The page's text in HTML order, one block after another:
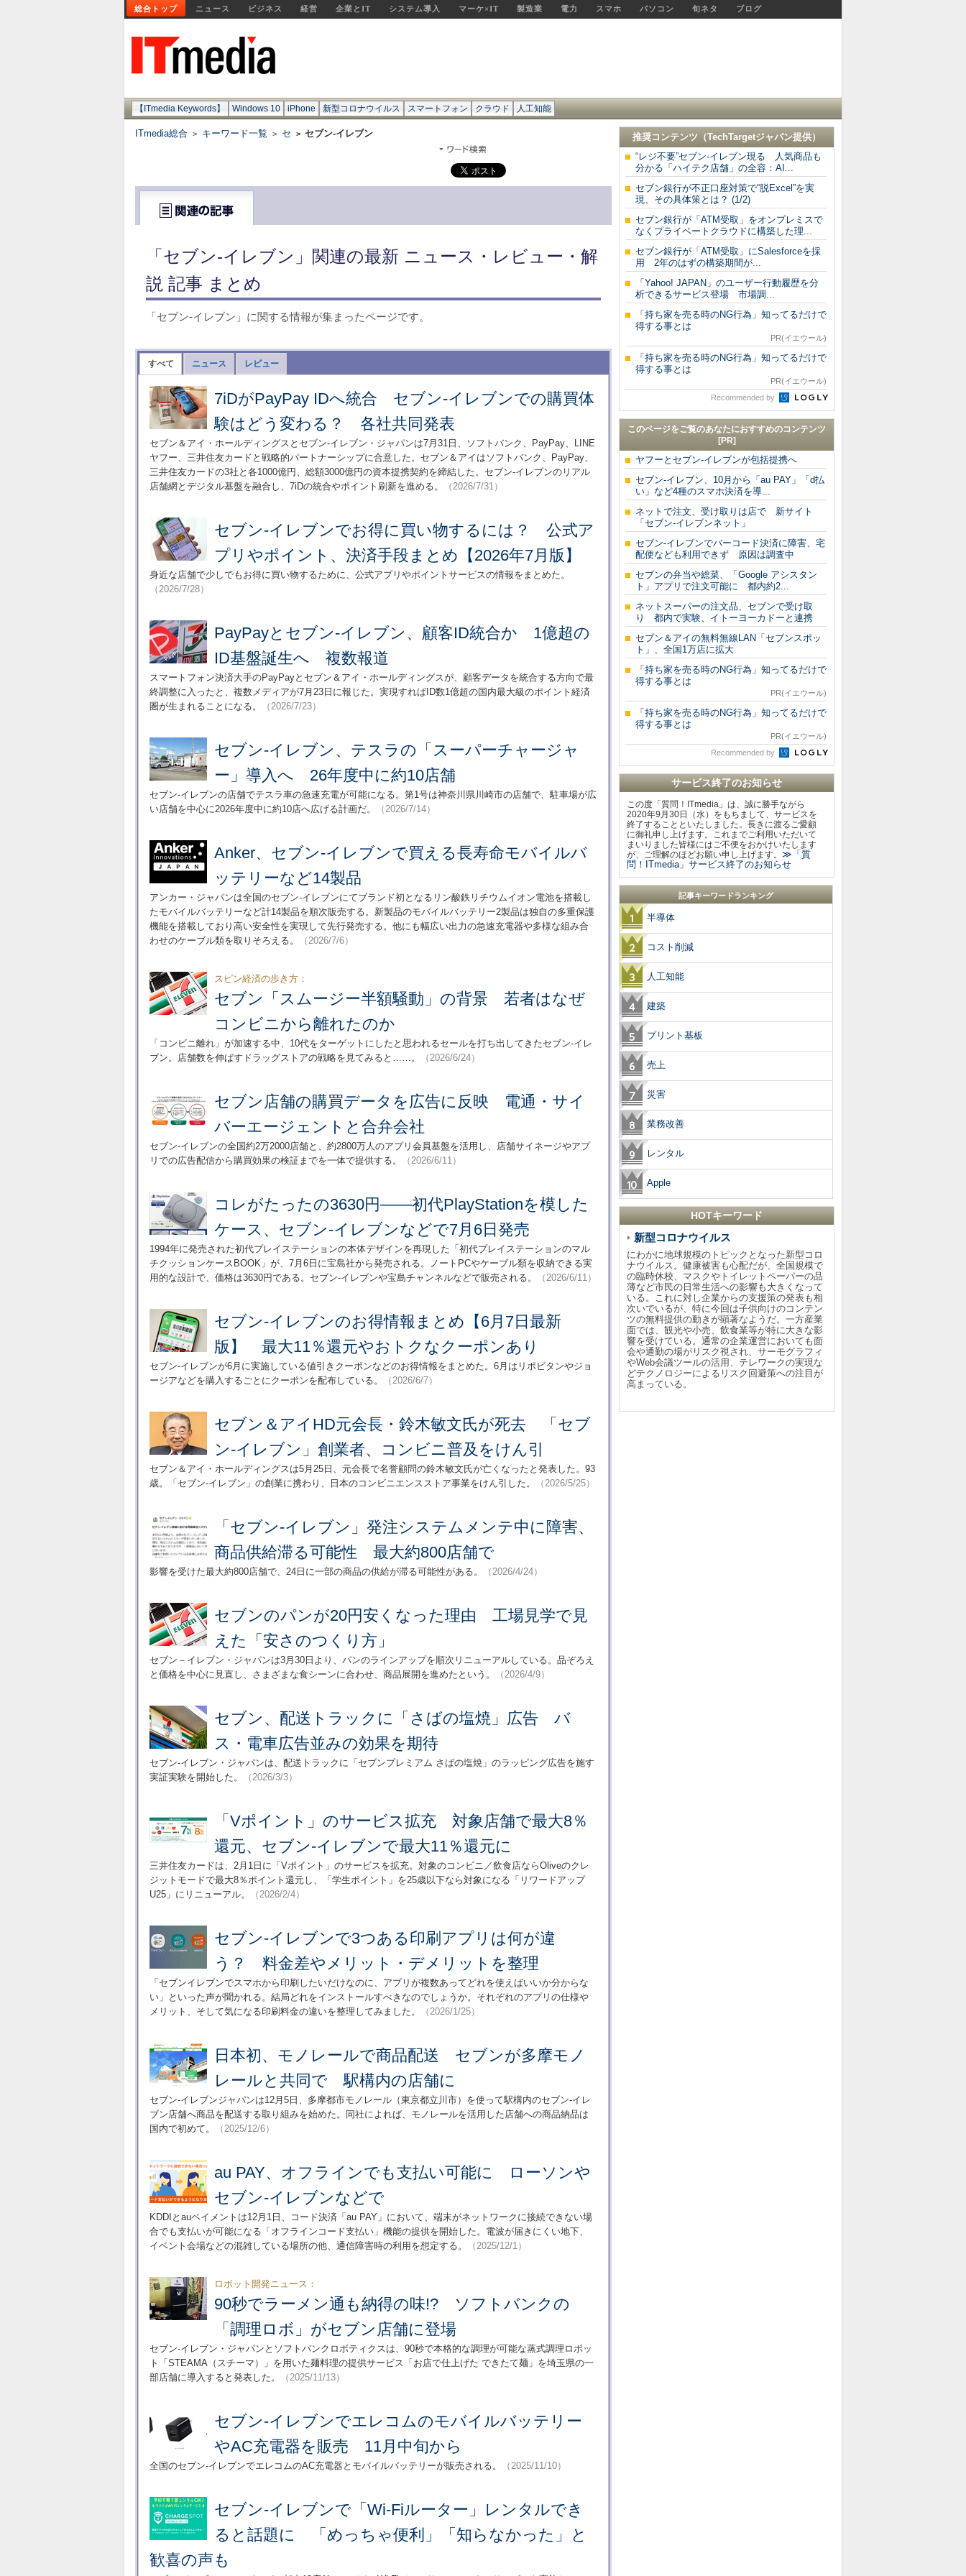
総合トップ ニュース ビジネス 経営 企業とIT システム導入 マーケ×IT 製造業 電力 スマホ パソコン 旬ネタ ブログ
【ITmedia Keywords】 Windows 10 iPhone 新型コロナウイルス スマートフォン クラウド 人工知能
ITmedia総合 > キーワード一覧 > セ > セブン-イレブン
「セブン-イレブン」関連の最新 ニュース・レビュー・解
説 記事 まとめ
「セブン-イレブン」に関する情報が集まったページです。
すべて ニュース レビュー
7iDがPayPay IDへ統合 セブン-イレブンでの購買体
験はどう変わる？ 各社共同発表
セブン＆アイ・ホールディングスとセブン-イレブン・ジャパンは7月31日、ソフトバンク、PayPay、LINE
ヤフー、三井住友カードと戦略的パートナーシップに合意した。セブン＆アイはソフトバンク、PayPay、
三井住友カードの3社と各1000億円、総額3000億円の資本提携契約を締結した。セブン-イレブンのリアル
店舗網とデジタル基盤を融合し、7iDの統合やポイント刷新を進める。
（2026/7/31）
セブン-イレブンでお得に買い物するには？ 公式ア
プリやポイント、決済手段まとめ【2026年7月版】
身近な店舗で少しでもお得に買い物するために、公式アプリやポイントサービスの情報をまとめた。
（2026/7/28）
PayPayとセブン-イレブン、顧客ID統合か 1億超の
ID基盤誕生へ 複数報道
スマートフォン決済大手のPayPayとセブン＆アイ・ホールディングスが、顧客データを統合する方向で最
終調整に入ったと、複数メディアが7月23日に報じた。実現すればID数1億超の国内最大級のポイント経済
圏が生まれることになる。
（2026/7/23）
セブン-イレブン、テスラの「スーパーチャージャ
ー」導入へ 26年度中に約10店舗
セブン-イレブンの店舗でテスラ車の急速充電が可能になる。第1号は神奈川県川崎市の店舗で、駐車場が広
い店舗を中心に2026年度中に約10店へ広げる計画だ。
（2026/7/14）
Anker、セブン-イレブンで買える長寿命モバイルバ
ッテリーなど14製品
アンカー・ジャパンは全国のセブン-イレブンにてブランド初となるリン酸鉄リチウムイオン電池を搭載し
たモバイルバッテリーなど計14製品を順次販売する。新製品のモバイルバッテリー2製品は独自の多重保護
機能を搭載しており高い安全性を実現して先行発売する。他にも幅広い出力の急速充電器や多様な組み合
わせのケーブル類を取りそろえる。
（2026/7/6）
スピン経済の歩き方：
セブン「スムージー半額騒動」の背景 若者はなぜ
コンビニから離れたのか
「コンビニ離れ」が加速する中、10代をターゲットにしたと思われるセールを打ち出してきたセブン-イレ
ブン。店舗数を伸ばすドラッグストアの戦略を見てみると……。
（2026/6/24）
セブン店舗の購買データを広告に反映 電通・サイ
バーエージェントと合弁会社
セブン-イレブンの全国約2万2000店舗と、約2800万人のアプリ会員基盤を活用し、店舗サイネージやアプ
リでの広告配信から購買効果の検証までを一体で提供する。
（2026/6/11）
コレがたったの3630円――初代PlayStationを模した
ケース、セブン-イレブンなどで7月6日発売
1994年に発売された初代プレイステーションの本体デザインを再現した「初代プレイステーションのマル
チクッションケースBOOK」が、7月6日に宝島社から発売される。ノートPCやケーブル類を収納できる実
用的な設計で、価格は3630円である。セブン-イレブンや宝島チャンネルなどで販売される。
（2026/6/11）
セブン-イレブンのお得情報まとめ【6月7日最新
版】 最大11％還元やおトクなクーポンあり
セブン-イレブンが6月に実施している値引きクーポンなどのお得情報をまとめた。6月はリポビタンやジョ
ージアなどを購入するごとにクーポンを配布している。
（2026/6/7）
セブン＆アイHD元会長・鈴木敏文氏が死去 「セブ
ン-イレブン」創業者、コンビニ普及をけん引
セブン＆アイ・ホールディングスは5月25日、元会長で名誉顧問の鈴木敏文氏が亡くなったと発表した。93
歳。「セブン-イレブン」の創業に携わり、日本のコンビニエンスストア事業をけん引した。
（2026/5/25）
「セブン-イレブン」発注システムメンテ中に障害、
商品供給滞る可能性 最大約800店舗で
影響を受けた最大約800店舗で、24日に一部の商品の供給が滞る可能性がある。 （2026/4/24）
セブンのパンが20円安くなった理由 工場見学で見
えた「安さのつくり方」
セブン－イレブン・ジャパンは3月30日より、パンのラインアップを順次リニューアルしている。品ぞろえ
と価格を中心に見直し、さまざまな食シーンに合わせ、商品展開を進めたという。
（2026/4/9）
セブン、配送トラックに「さばの塩焼」広告 バ
ス・電車広告並みの効果を期待
セブン-イレブン・ジャパンは、配送トラックに「セブンプレミアム さばの塩焼」のラッピング広告を施す
実証実験を開始した。
（2026/3/3）
「Vポイント」のサービス拡充 対象店舗で最大8％
還元、セブン-イレブンで最大11％還元に
三井住友カードは、2月1日に「Vポイント」のサービスを拡充。対象のコンビニ／飲食店ならOliveのクレ
ジットモードで最大8％ポイント還元し、「学生ポイント」を25歳以下なら対象になる「リワードアップ
U25」にリニューアル。
（2026/2/4）
セブン-イレブンで3つある印刷アプリは何が違
う？ 料金差やメリット・デメリットを整理
「セブンイレブンでスマホから印刷したいだけなのに、アプリが複数あってどれを使えばいいか分からな
い」といった声が聞かれる。結局どれをインストールすべきなのでしょうか。それぞれのアプリの仕様や
メリット、そして気になる印刷料金の違いを整理してみました。
（2026/1/25）
日本初、モノレールで商品配送 セブンが多摩モノ
レールと共同で 駅構内の店舗に
セブン-イレブンジャパンは12月5日、多摩都市モノレール（東京都立川市）を使って駅構内のセブン‐イレ
ブン店舗へ商品を配送する取り組みを始めた。同社によれば、モノレールを活用した店舗への商品納品は
国内で初めて。
（2025/12/6）
au PAY、オフラインでも支払い可能に ローソンや
セブン-イレブンなどで
KDDIとauペイメントは12月1日、コード決済「au PAY」において、端末がネットワークに接続できない場
合でも支払いが可能になる「オフラインコード支払い」機能の提供を開始した。電波が届きにくい地下、
イベント会場などの混雑している場所の他、通信障害時の利用を想定する。
（2025/12/1）
ロボット開発ニュース：
90秒でラーメン通も納得の味!? ソフトバンクの
「調理ロボ」がセブン店舗に登場
セブン-イレブン・ジャパンとソフトバンクロボティクスは、90秒で本格的な調理が可能な蒸式調理ロボッ
ト「STEAMA（スチーマ）」を用いた麺料理の提供サービス「お店で仕上げた できたて麺」を埼玉県の一
部店舗に導入すると発表した。
（2025/11/13）
セブン-イレブンでエレコムのモバイルバッテリー
やAC充電器を販売 11月中旬から
全国のセブン-イレブンでエレコムのAC充電器とモバイルバッテリーが販売される。 （2025/11/10）
セブン-イレブンで「Wi-Fiルーター」レンタルでき
ると話題に 「めっちゃ便利」「知らなかった」と
歓喜の声も
推奨コンテンツ（TechTargetジャパン提供）
“レジ不要”セブン-イレブン現る 人気商品も
分かる「ハイテク店舗」の全容：AI...
セブン銀行が不正口座対策で“脱Excel”を実
現、その具体策とは？ (1/2)
セブン銀行が「ATM受取」をオンプレミスで
なくプライベートクラウドに構築した理...
セブン銀行が「ATM受取」にSalesforceを採
用 2年のはずの構築期間が...
「Yahoo! JAPAN」のユーザー行動履歴を分
析できるサービス登場 市場調...
「持ち家を売る時のNG行為」知ってるだけで
得する事とは
PR(イエウール)
「持ち家を売る時のNG行為」知ってるだけで
得する事とは
PR(イエウール)
Recommended by
このページをご覧のあなたにおすすめのコンテンツ
[PR]
ヤフーとセブン-イレブンが包括提携へ
セブン-イレブン、10月から「au PAY」「d払
い」など4種のスマホ決済を導...
ネットで注文、受け取りは店で 新サイト
「セブン-イレブンネット」
セブン‐イレブンでバーコード決済に障害、宅
配便なども利用できず 原因は調査中
セブンの弁当や総菜、「Google アシスタン
ト」アプリで注文可能に 都内約2...
ネットスーパーの注文品、セブンで受け取
り 都内で実験、イトーヨーカドーと連携
セブン＆アイの無料無線LAN「セブンスポッ
ト」、全国1万店に拡大
「持ち家を売る時のNG行為」知ってるだけで
得する事とは
PR(イエウール)
「持ち家を売る時のNG行為」知ってるだけで
得する事とは
PR(イエウール)
Recommended by
サービス終了のお知らせ
この度「質問！ITmedia」は、誠に勝手ながら
2020年9月30日（水）をもちまして、サービスを
終了することといたしました。長きに渡るご愛顧
に御礼申し上げます。これまでご利用いただいて
まいりました皆様にはご不便をおかけいたします
が、ご理解のほどお願い申し上げます。 ≫「質
問！ITmedia」サービス終了のお知らせ
記事キーワードランキング
半導体
コスト削減
人工知能
建築
プリント基板
売上
災害
業務改善
レンタル
Apple
HOTキーワード
新型コロナウイルス
にわかに地球規模のトピックとなった新型コロ
ナウイルス。健康被害も心配だが、全国規模で
の臨時休校、マスクやトイレットペーパーの品
薄など市民の日常生活への影響も大きくなって
いる。これに対し企業からの支援策の発表も相
次いでいるが、特に今回は子供向けのコンテン
ツの無料提供の動きが顕著なようだ。一方産業
面では、観光や小売、飲食業等が特に大きな影
響を受けている。通常の企業運営においても面
会や通勤の場がリスク視され、サーモグラフィ
やWeb会議ツールの活用、テレワークの実現な
どテクノロジーによるリスク回避策への注目が
高まっている。